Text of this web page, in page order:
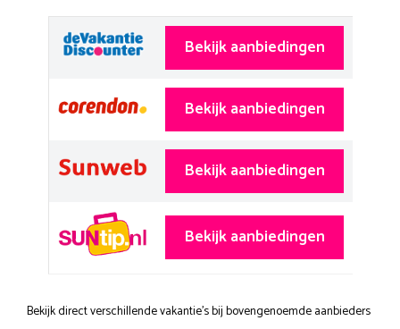
Bekijk aanbiedingen
Bekijk aanbiedingen
Bekijk aanbiedingen
Bekijk aanbiedingen
Bekijk direct verschillende vakantie's bij bovengenoemde aanbieders